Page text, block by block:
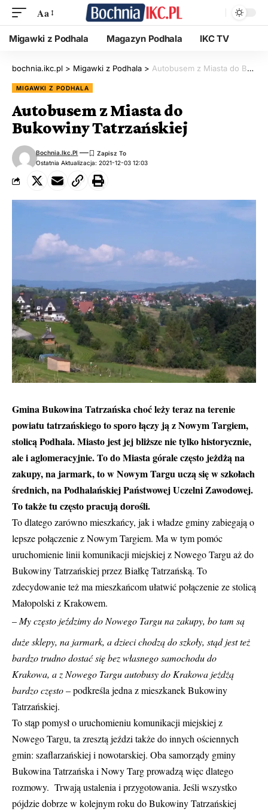
Aa
Migawki z Podhala Magazyn Podhala IKC TV
bochnia.ikc.pl > Migawki z Podhala > Autobusem z Miasta do Bukowiny Tatrzańskiej
MIGAWKI Z PODHALA
Autobusem z Miasta do
Bukowiny Tatrzańskiej
Ostatnia Aktualizacja: 2021-12-03 12:03
Bochnia.ikc.pl
Gmina Bukowina Tatrzańska choć leży teraz na terenie
powiatu tatrzańskiego to sporo łączy ją z Nowym Targiem,
stolicą Podhala. Miasto jest jej bliższe nie tylko historycznie,
ale i aglomeracyjnie. To do Miasta górale często jeżdżą na
zakupy, na jarmark, to w Nowym Targu uczą się w szkołach
średnich, na Podhalańskiej Państwowej Uczelni Zawodowej.
To także tu często pracują dorośli.
To dlatego zarówno mieszkańcy, jak i władze gminy zabiegają o
lepsze połączenie z Nowym Targiem. Ma w tym pomóc
uruchomienie linii komunikacji miejskiej z Nowego Targu aż do
Bukowiny Tatrzańskiej przez Białkę Tatrzańską. To
zdecydowanie też ma mieszkańcom ułatwić połączenie ze stolicą
Małopolski z Krakowem.
– My często jeździmy do Nowego Targu na zakupy, bo tam są
duże sklepy, na jarmark, a dzieci chodzą do szkoły, stąd jest też
bardzo trudno dostać się bez własnego samochodu do
Krakowa, a z Nowego Targu autobusy do Krakowa jeżdżą
bardzo często– podkreśla jedna z mieszkanek Bukowiny
Tatrzańskiej.
To stąp pomysł o uruchomieniu komunikacji miejskiej z
Nowego Targu, ta zresztą jeździ także do innych ościennych
gmin: szaflarzańskiej i nowotarskiej. Oba samorządy gminy
Bukowina Tatrzańska i Nowy Targ prowadzą więc dlatego
rozmowy. Trwają ustalenia i przygotowania. Jeśli wszystko
pójdzie dobrze w kolejnym roku do Bukowiny Tatrzańskiej